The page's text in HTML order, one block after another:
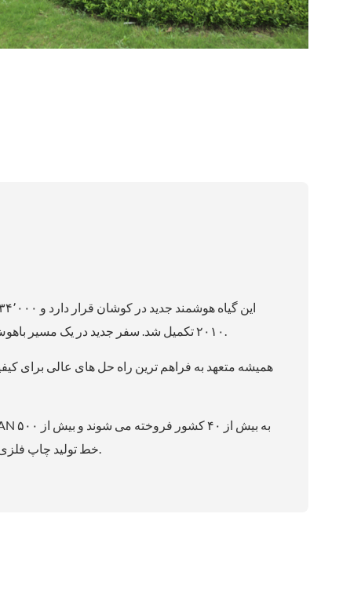
۲۰۱۰ تکمیل شد. سفر جدید در یک مسیر باهوش و زیرکانه ای شروع شد.
خط تولید چاپ فلزی با موفقیت نصب شده اند.